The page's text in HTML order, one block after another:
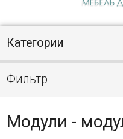
Категории
Фильтр
Модули -